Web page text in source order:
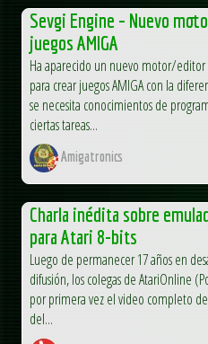
Sevgi Engine – Nuevo
juegos AMIGA
Ha aparecido un nuevo motor/
para crear juegos AMIGA con la
se necesita conocimientos de
ciertas tareas...
Amigatronics
Charla inédita sobre
para Atari 8-bits
Luego de permanecer 17 años en
difusión, los colegas de AtariOnline
por primera vez el video completo
del...